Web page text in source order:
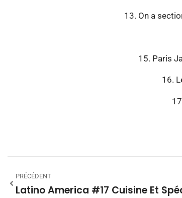
13. On a
15. Paris
16.
PRÉCÉDENT
Latino America #17 Cuisine Et